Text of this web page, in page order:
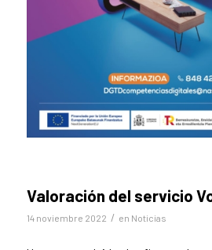
Valoración del servicio
14 noviembre 2022 / en Noticias